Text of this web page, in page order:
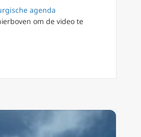
agenda
om de video te
Vastentijd 2022 (29) Zuster Fidei Zijn